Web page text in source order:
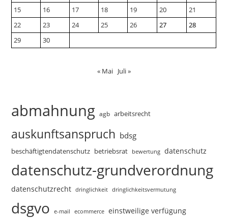
15
16 17 18 19 20
21
22
23 24 25 26 27
28
29
30
« Mai Juli »
abmahnung agb arbeitsrecht
auskunftsanspruch bdsg
beschäftigtendatenschutz betriebsrat bewertung datenschutz
datenschutz-grundverordnung
datenschutzrecht dringlichkeit dringlichkeitsvermutung
dsgvo e-mail ecommerce einstweilige verfügung